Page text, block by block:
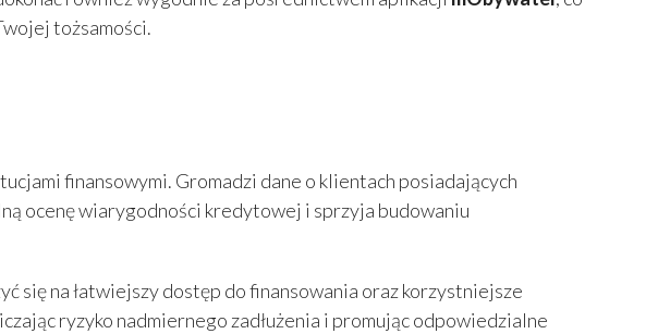
tożsamości.
finansowymi. Gromadzi dane o klientach posiadających
ocenę wiarygodności kredytowej i sprzyja budowaniu
się na łatwiejszy dostęp do finansowania oraz korzystniejsze
ryzyko nadmiernego zadłużenia i promując odpowiedzialne